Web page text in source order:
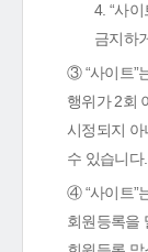
4. “사
금지하
③ “사이트”
행위가 2회
시정되지 아
수 있습니다.
④ “사이트”
회원등록을